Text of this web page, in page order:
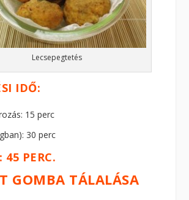
Lecsepegtetés
IDŐ:
15 perc
30 perc
45 PERC.
GOMBA TÁLALÁSA